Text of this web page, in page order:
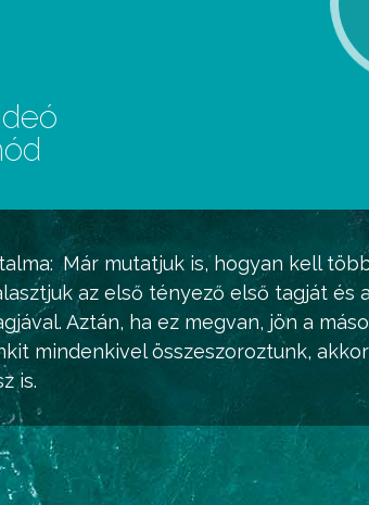
Már mutatjuk is, hogyan kell
az első tényező első tagját és
Aztán, ha ez megvan, jön a
mindenkivel összeszoroztunk,
is.